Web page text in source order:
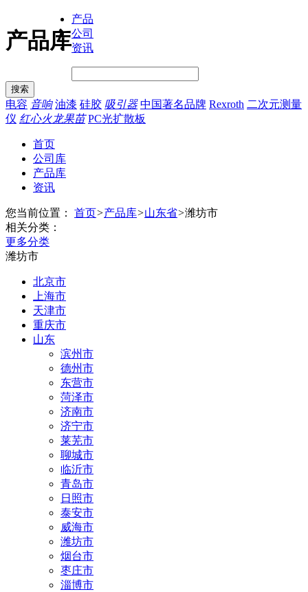
产品库
产品
公司
资讯
电容 音响 油漆 硅胶 吸引器 中国著名品牌 Rexroth 二次元测量
仪 红心火龙果苗 PC光扩散板
首页
公司库
产品库
资讯
您当前位置： 首页>产品库>山东省>潍坊市
相关分类：
更多分类
潍坊市
北京市
上海市
天津市
重庆市
山东
滨州市
德州市
东营市
菏泽市
济南市
济宁市
莱芜市
聊城市
临沂市
青岛市
日照市
泰安市
威海市
潍坊市
烟台市
枣庄市
淄博市